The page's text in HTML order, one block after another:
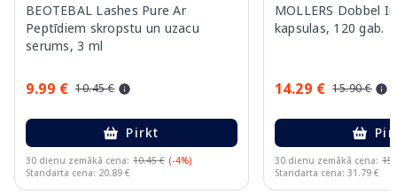
BEOTEBAL Lashes Pure Ar
Peptīdiem skropstu un uzacu
serums, 3 ml
9.99 € 10.45 €
Pirkt
30 dienu zemākā cena: 10.45 € (-4%)
Standarta cena: 20.89 €
MOLLERS Dobbel
kapsulas, 120 gab.
14.29 € 15.90 €
30 dienu zemākā cena:
Standarta cena: 31.79 €